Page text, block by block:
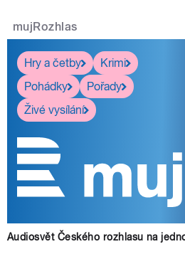
mujRozhlas
Hry a četby
Krimi
Pohádky
Pořady
Živé vysílání
Audiosvět Českého rozhlasu na